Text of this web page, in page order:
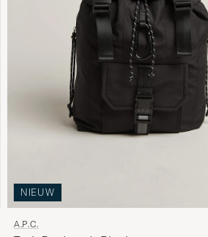
NIEUW
A.P.C.